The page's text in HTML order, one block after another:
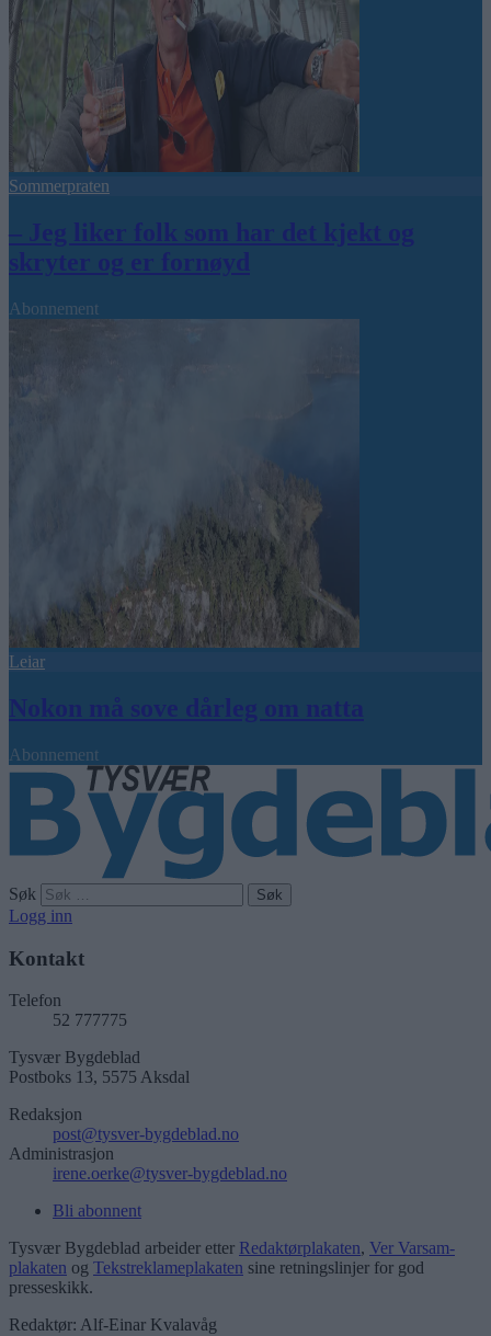
Sommerpraten
– Jeg liker folk som har det kjekt og
skryter og er fornøyd
Abonnement
Leiar
Nokon må sove dårleg om natta
Abonnement
Søk
Logg inn
Kontakt
Telefon
52 777775
Tysvær Bygdeblad
Postboks 13, 5575 Aksdal
Redaksjon
post@tysver-bygdeblad.no
Administrasjon
irene.oerke@tysver-bygdeblad.no
Bli abonnent
Tysvær Bygdeblad arbeider etter Redaktørplakaten, Ver Varsam-
plakaten og Tekstreklameplakaten sine retningslinjer for god
presseskikk.
Redaktør: Alf-Einar Kvalavåg